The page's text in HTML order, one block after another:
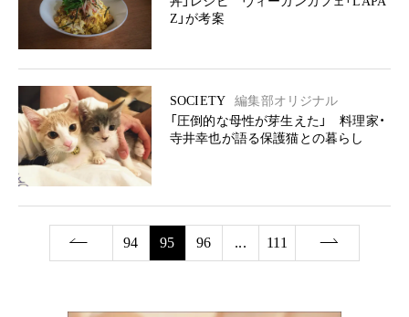
Z」が考案
SOCIETY
編集部オリジナル
「圧倒的な母性が芽生えた」 料理家・
寺井幸也が語る保護猫との暮らし
94 95 96 ... 111